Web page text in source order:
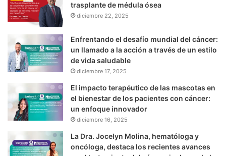
trasplante de médula ósea
diciembre 22, 2025
Enfrentando el desafío mundial del cáncer:
un llamado a la acción a través de un estilo
de vida saludable
diciembre 17, 2025
El impacto terapéutico de las mascotas en
el bienestar de los pacientes con cáncer:
un enfoque innovador
diciembre 16, 2025
La Dra. Jocelyn Molina, hematóloga y
oncóloga, destaca los recientes avances